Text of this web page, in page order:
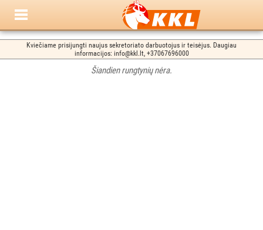
Kviečiame prisijungti naujus sekretoriato darbuotojus ir teisėjus. Daugiau
informacijos: info@kkl.lt, +37067696000
Šiandien rungtynių nėra.